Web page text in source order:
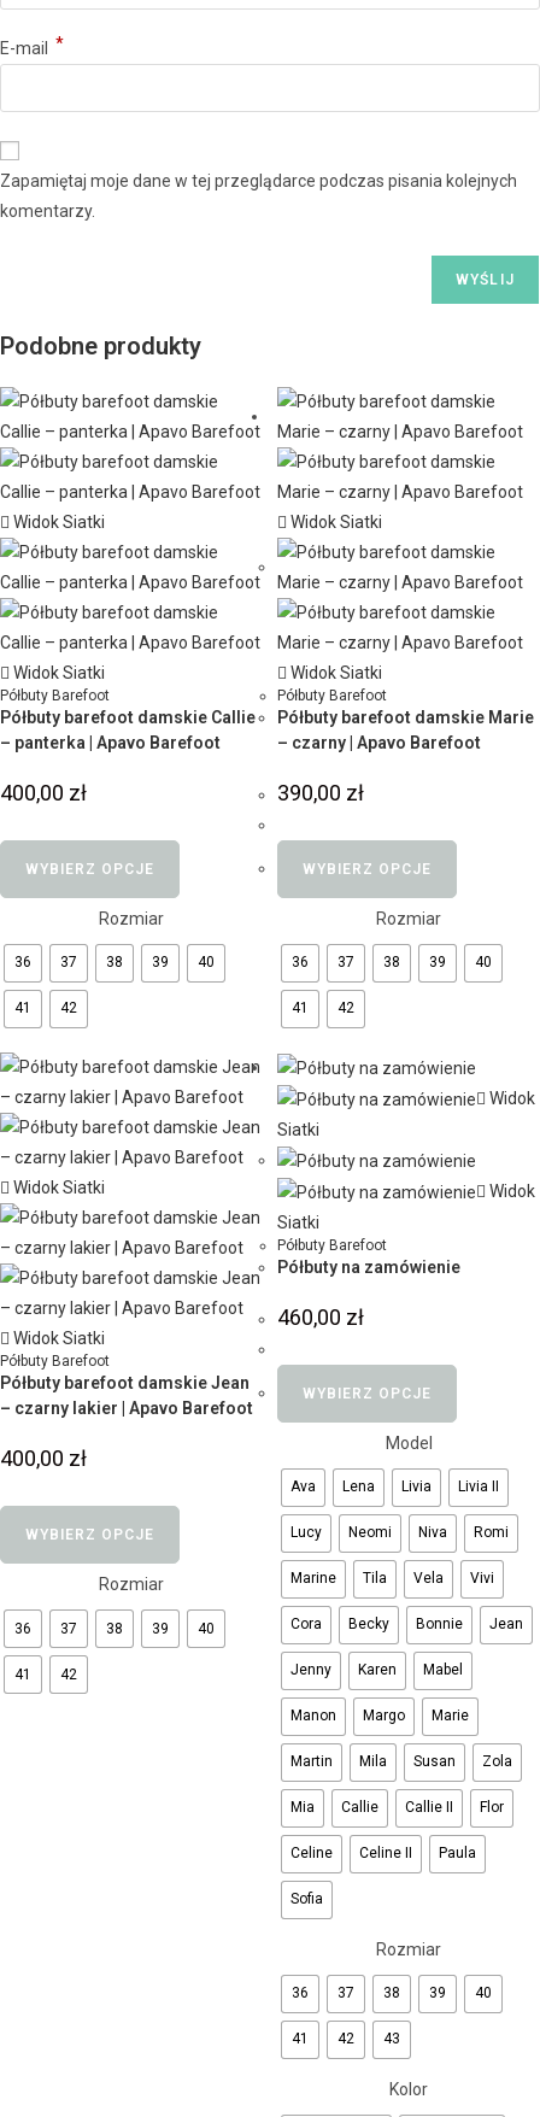
E-mail *
Zapamiętaj moje dane w tej przeglądarce podczas pisania kolejnych
komentarzy.
Podobne produkty
Widok Siatki
Widok Siatki
Półbuty Barefoot
Półbuty barefoot damskie Callie
– panterka | Apavo Barefoot
400,00 zł
WYBIERZ OPCJE
Rozmiar
36 37 38 39 40
41 42
Widok Siatki
Widok Siatki
Półbuty Barefoot
Półbuty barefoot damskie Marie
– czarny | Apavo Barefoot
390,00 zł
WYBIERZ OPCJE
Rozmiar
36 37 38 39 40
41 42
Widok Siatki
Widok Siatki
Półbuty Barefoot
Półbuty barefoot damskie Jean
– czarny lakier | Apavo Barefoot
400,00 zł
WYBIERZ OPCJE
Rozmiar
36 37 38 39 40
41 42
Widok
Siatki
Widok
Siatki
Półbuty Barefoot
Półbuty na zamówienie
460,00 zł
WYBIERZ OPCJE
Model
Ava Lena Livia Livia II
Lucy Neomi Niva Romi
Marine Tila Vela Vivi
Cora Becky Bonnie Jean
Jenny Karen Mabel
Manon Margo Marie
Martin Mila Susan Zola
Mia Callie Callie II Flor
Celine Celine II Paula
Sofia
Rozmiar
36 37 38 39 40
41 42 43
Kolor